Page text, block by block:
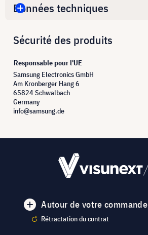
Données techniques
Sécurité des produits
Responsable pour l'UE
Samsung Electronics GmbH
Am Kronberger Hang 6
65824 Schwalbach
Germany
info@samsung.de
Autour de votre commande
Rétractation du contrat